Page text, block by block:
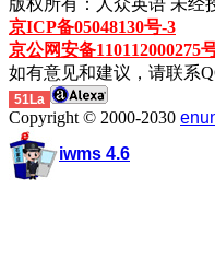
版权所有：人众英语 未经
京ICP备05048130号-3
京公网安备110112000275
如有意见和建议，请联系
51La
Copyright © 2000-2030
iwms 4.6